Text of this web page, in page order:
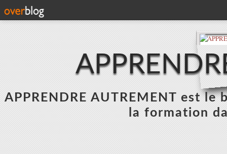
APPRENDRE AUTREMENT est
la formation